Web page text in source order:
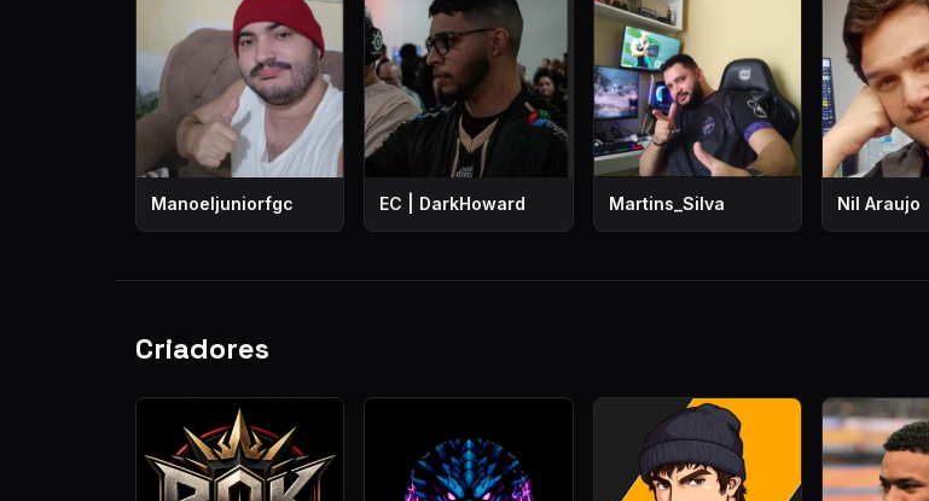
Manoeljuniorfgc EC | DarkHoward Martins_Silva Nil Araujo
Criadores